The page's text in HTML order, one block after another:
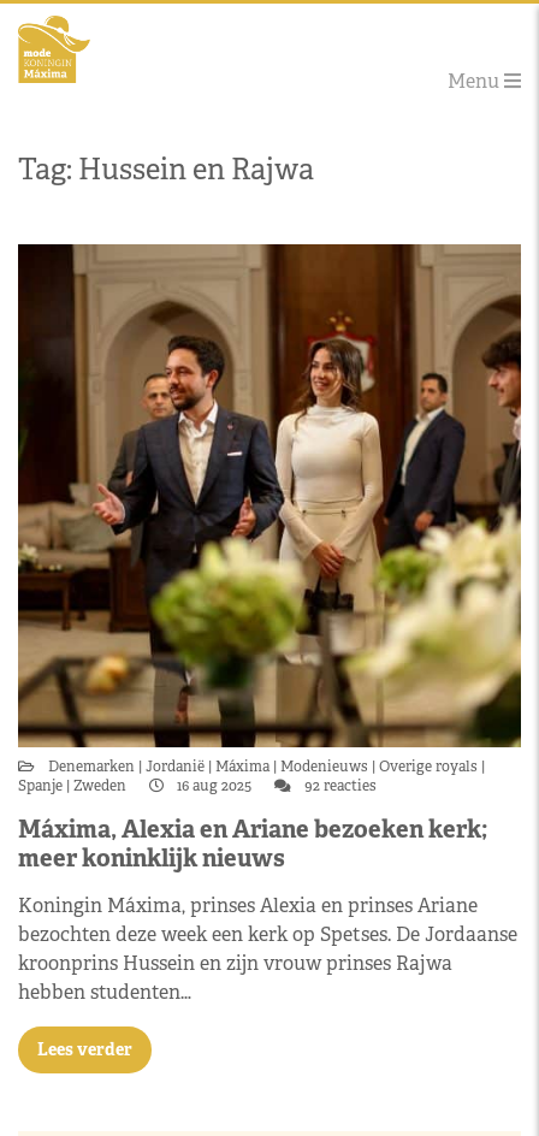
Menu
Tag: Hussein en Rajwa
Denemarken Jordanië Máxima Modenieuws
Overige royals
Spanje Zweden 16 aug 2025 92 reacties
Máxima, Alexia en Ariane bezoeken kerk;
meer koninklijk nieuws
Koningin Máxima, prinses Alexia en prinses Ariane
bezochten deze week een kerk op Spetses. De Jordaanse
kroonprins Hussein en zijn vrouw prinses Rajwa
hebben studenten…
Lees verder